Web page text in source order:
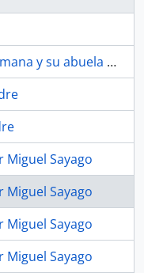
abuela en la playa
Sayago
Sayago
Sayago
Sayago